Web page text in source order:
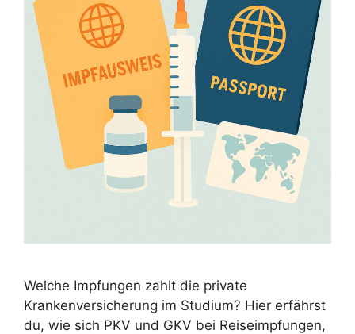
Welche Impfungen zahlt die private
Krankenversicherung im Studium? Hier erfährst
du, wie sich PKV und GKV bei Reiseimpfungen,